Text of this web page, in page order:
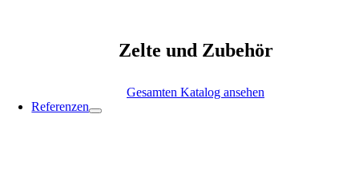
Zelte und Zubehör
Gesamten Katalog ansehen
Referenzen